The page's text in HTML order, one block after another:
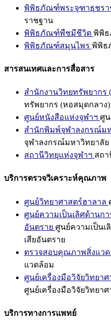
พิพิธภัณฑ์พระจุฑาธุชรา
ราชฐาน
พิพิธภัณฑ์พืชมีชีวิต พิพิ
พิพิธภัณฑ์สมุนไพร พิพิธ
สารสนเทศและการสื่อสาร
สำนักงานวิทยทรัพยากร
ทรัพยากร (หอสมุดกลาง)
ศูนย์หนังสือแห่งจุฬาฯ ศู
สำนักพิมพ์จุฬาลงกรณ์ม
จุฬาลงกรณ์มหาวิทยาลัย
สถานีวิทยุแห่งจุฬาฯ สถา
บริการตรวจวิเคราะห์คุณภาพ
ศูนย์วิทยาศาสตร์ฮาลาล
ศูนย์ความเป็นเลิศด้านก
อันตราย ศูนย์ความเป็นเ
เสียอันตราย
ตรวจสอบคุณภาพสิ่งแว
แวดล้อม
ศูนย์เครื่องมือวิจัยวิทยาศ
ศูนย์เครื่องมือวิจัยวิทยาศ
บริการทางการแพทย์